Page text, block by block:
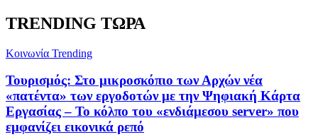
TRENDING ΤΩΡΑ
Κοινωνία Trending
Τουρισμός: Στο μικροσκόπιο των Αρχών νέα
«πατέντα» των εργοδοτών με την Ψηφιακή Κάρτα
Εργασίας – Το κόλπο του «ενδιάμεσου server» που
εμφανίζει εικονικά ρεπό